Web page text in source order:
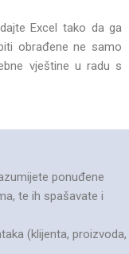
Excel tako da ga
obrađene ne samo
vještine u radu s
ponuđene
te ih spašavate i
(klijenta, proizvoda,